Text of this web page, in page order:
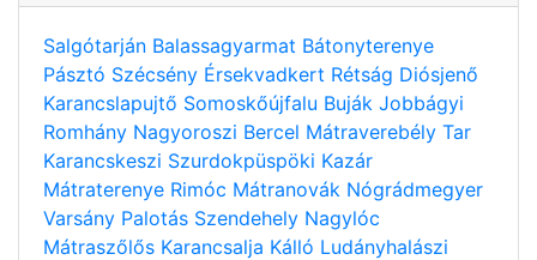
Salgótarján Balassagyarmat Bátonyterenye
Pásztó Szécsény Érsekvadkert Rétság Diósjenő
Karancslapujtő Somoskőújfalu Buják Jobbágyi
Romhány Nagyoroszi Bercel Mátraverebély Tar
Karancskeszi Szurdokpüspöki Kazár
Mátraterenye Rimóc Mátranovák Nógrádmegyer
Varsány Palotás Szendehely Nagylóc
Mátraszőlős Karancsalja Kálló Ludányhalászi